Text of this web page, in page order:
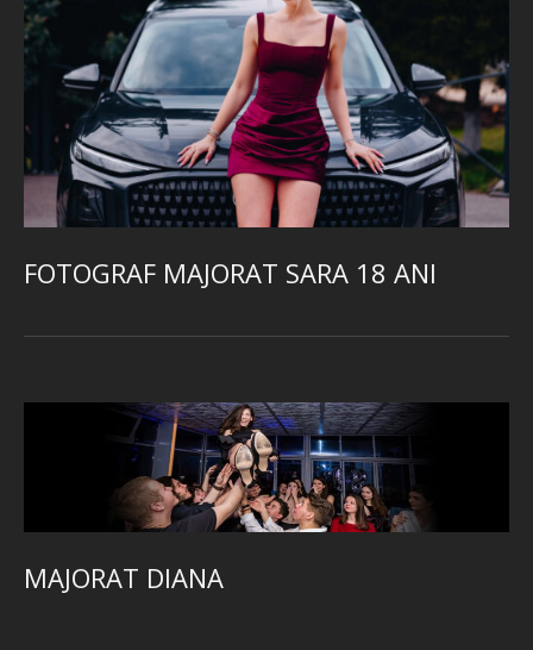
FOTOGRAF MAJORAT SARA 18 ANI
MAJORAT DIANA